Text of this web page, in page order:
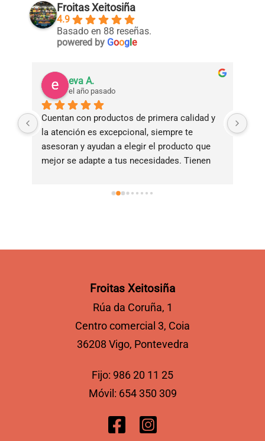
Froitas Xeitosiña
4.9
Basado en 88 reseñas.
powered by Google
eva A.
el año pasado
Cuentan con productos de primera calidad y
la atención es excepcional, siempre te
asesoran y ayudan a elegir el producto que
mejor se adapte a tus necesidades. Tienen
Froitas Xeitosiña
Rúa da Coruña, 1
Centro comercial 3, Coia
36208 Vigo, Pontevedra
Fijo: 986 20 11 25
Móvil: 654 350 309